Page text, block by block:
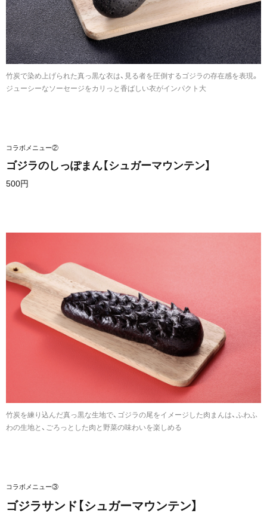
竹炭で染め上げられた真っ黒な衣は、見る者を圧倒するゴジラの存在感を表現。
ジューシーなソーセージをカリっと香ばしい衣がインパクト大
コラボメニュー②
ゴジラのしっぽまん【シュガーマウンテン】
500円
竹炭を練り込んだ真っ黒な生地で、ゴジラの尾をイメージした肉まんは、ふわふ
わの生地と、ごろっとした肉と野菜の味わいを楽しめる
コラボメニュー③
ゴジラサンド【シュガーマウンテン】